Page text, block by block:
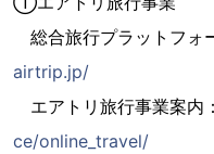
総合旅行プラットフォ
airtrip.jp/
エアトリ旅行事業案内：
ce/online_travel/